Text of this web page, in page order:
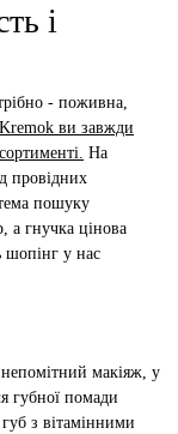
і
- поживна,
ви завжди
На
провідних
пошуку
а гнучка цінова
шопінг у нас
макіяж, у
губної помади
з вітамінними